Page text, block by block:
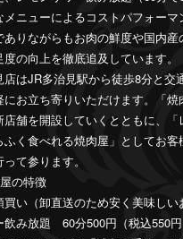
メニューによるコストパフォー
りながらもお肉の鮮度や国内
の向上を徹底追及しています。
店はJR多治見駅から徒歩8分と交
にお立ち寄りいただけます。「
舗を開設していくとともに、
ふく食べれる焼肉屋」としてお
て参ります。
の特徴
い（卸直送のため安く美味しい
飲み放題 60分500円（税込550円